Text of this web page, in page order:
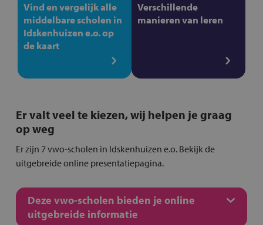
Vind en vergelijk alle
middelbare scholen in
Idskenhuizen e.o. op
de kaart
Verschillende
manieren van leren
Er valt veel te kiezen, wij helpen je graag
op weg
Er zijn 7 vwo-scholen in Idskenhuizen e.o. Bekijk de
uitgebreide online presentatiepagina.
Deze vwo-scholen bieden je online
uitgebreide informatie